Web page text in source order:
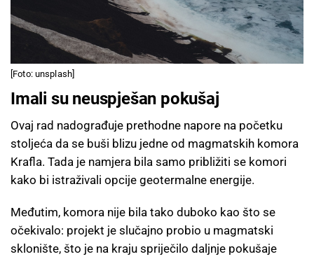
[Foto: unsplash]
Imali su neuspješan pokušaj
Ovaj rad nadograđuje prethodne napore na početku
stoljeća da se buši blizu jedne od magmatskih komora
Krafla. Tada je namjera bila samo približiti se komori
kako bi istraživali opcije geotermalne energije.
Međutim, komora nije bila tako duboko kao što se
očekivalo: projekt je slučajno probio u magmatski
sklonište, što je na kraju spriječilo daljnje pokušaje